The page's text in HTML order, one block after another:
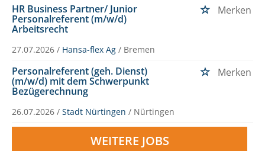
HR Business Partner/ Junior
Personalreferent (m/w/d)
Arbeitsrecht
Merken
27.07.2026 / Hansa-flex Ag / Bremen
Personalreferent (geh. Dienst)
(m/w/d) mit dem Schwerpunkt
Bezügerechnung
Merken
26.07.2026 / Stadt Nürtingen / Nürtingen
WEITERE JOBS